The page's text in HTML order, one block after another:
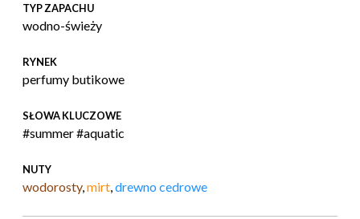
TYP ZAPACHU
wodno-świeży
RYNEK
perfumy butikowe
SŁOWA KLUCZOWE
#summer #aquatic
NUTY
wodorosty,mirt,drewno cedrowe